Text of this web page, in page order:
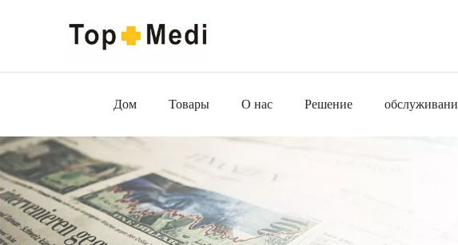
Дом Товары О нас Решение